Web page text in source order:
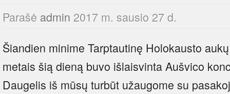
Parašė admin 2017 m. sausio 27 d.
Šiandien minime Tarptautinę Holokausto
metais šią dieną buvo išlaisvinta Aušvico
Daugelis iš mūsų turbūt užaugome su